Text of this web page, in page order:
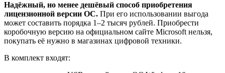
Надёжный, но менее дешёвый способ приобретения
лицензионной версии ОС. При его использовании выгода
может составить порядка 1–2 тысяч рублей. Приобрести
коробочную версию на официальном сайте Microsoft нельзя,
покупать её нужно в магазинах цифровой техники.
В комплект входят: